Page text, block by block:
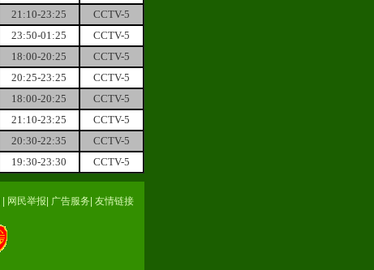
21:10-23:25
CCTV-5
23:50-01:25
CCTV-5
18:00-20:25
CCTV-5
20:25-23:25
CCTV-5
18:00-20:25
CCTV-5
21:10-23:25
CCTV-5
20:30-22:35
CCTV-5
19:30-23:30 CCTV-5
网民举报 广告服务 友情链接